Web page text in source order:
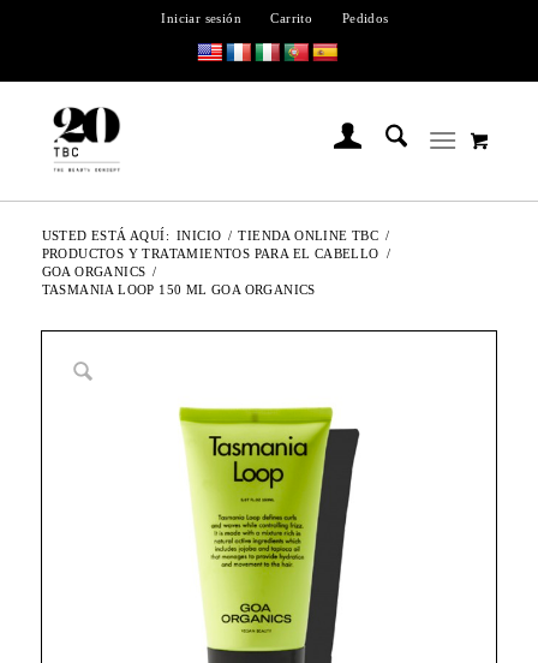
Iniciar sesión Carrito Pedidos
USTED ESTÁ AQUÍ: INICIO / TIENDA ONLINE TBC /
PRODUCTOS Y TRATAMIENTOS PARA EL CABELLO /
GOA ORGANICS /
TASMANIA LOOP 150 ML GOA ORGANICS